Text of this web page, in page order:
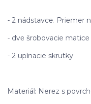
- 2 nádstavce. Priemer
- dve šrobovacie
- 2 upínacie skrutky
Materiál: Nerez s